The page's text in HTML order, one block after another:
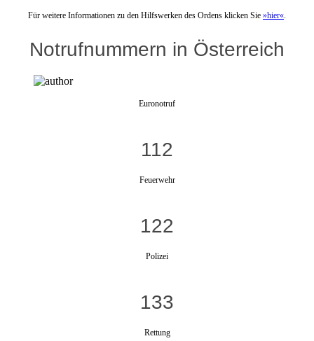
Für weitere Informationen zu den Hilfswerken des Ordens klicken Sie »hier«
Notrufnummern in Österreich
Euronotruf
112
Feuerwehr
122
Polizei
133
Rettung